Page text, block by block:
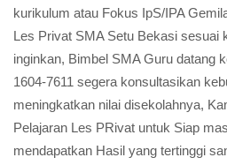
kurikulum atau Fokus IpS/IPA
Les Privat SMA Setu Bekasi sesuai
inginkan, Bimbel SMA Guru datang
1604-7611 segera konsultasikan
meningkatkan nilai disekolahnya,
Pelajaran Les PRivat untuk Siap
mendapatkan Hasil yang tertinggi